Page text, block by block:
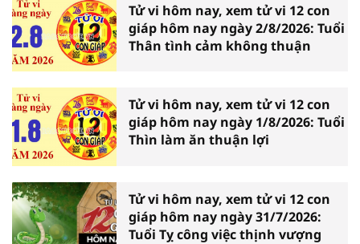
Tử vi hôm nay, xem tử vi 12 con
giáp hôm nay ngày 2/8/2026: Tuổi
Thân tình cảm không thuận
Tử vi hôm nay, xem tử vi 12 con
giáp hôm nay ngày 1/8/2026: Tuổi
Thìn làm ăn thuận lợi
Tử vi hôm nay, xem tử vi 12 con
giáp hôm nay ngày 31/7/2026:
Tuổi Tỵ công việc thịnh vượng